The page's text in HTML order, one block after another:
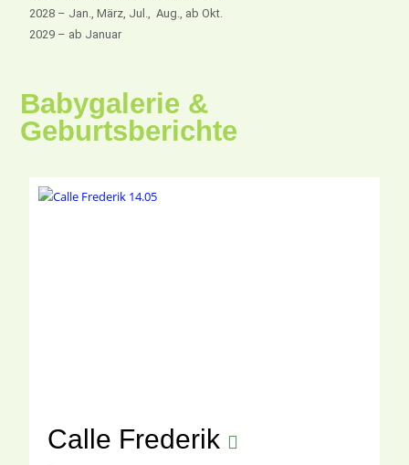
2028 – Jan., März, Jul., Aug., ab Okt.
2029 – ab Januar
Babygalerie &
Geburtsberichte
Calle Frederik